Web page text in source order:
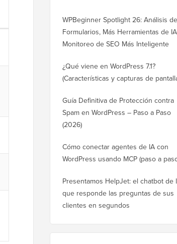
WPBeginner Spotlight 26: Análisis de
Formularios, Más Herramientas de
Monitoreo de SEO Más Inteligente
¿Qué viene en WordPress 7.1?
(Características y capturas de
Guía Definitiva de Protección contra
Spam en WordPress – Paso a Paso
(2026)
Cómo conectar agentes de IA con
WordPress usando MCP (paso a
Presentamos HelpJet: el chatbot de
que responde las preguntas de sus
clientes en segundos